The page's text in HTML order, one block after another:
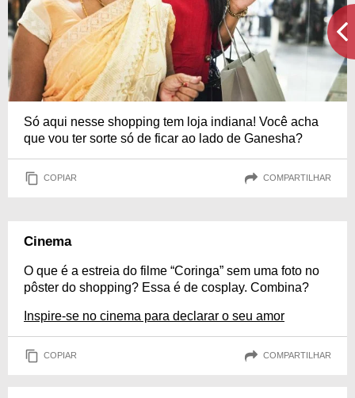
Só aqui nesse shopping tem loja indiana! Você acha
que vou ter sorte só de ficar ao lado de Ganesha?
COPIAR COMPARTILHAR
Cinema
O que é a estreia do filme “Coringa” sem uma foto no
pôster do shopping? Essa é de cosplay. Combina?
Inspire-se no cinema para declarar o seu amor
COPIAR COMPARTILHAR